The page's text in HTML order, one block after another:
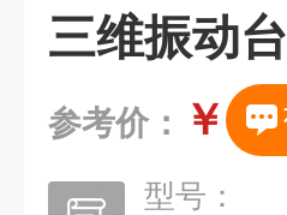
三维振动台
参考价： ￥
型号：